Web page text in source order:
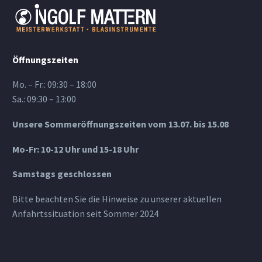
Öffnungszeiten
Mo. – Fr.: 09:30 – 18:00
Sa.: 09:30 – 13:00
Unsere Sommeröffnungszeiten vom 13.07. bis 15.08
Mo-Fr: 10-12 Uhr und 15-18 Uhr
Samstags geschlossen
Bitte beachten Sie die Hinweise zu unserer aktuellen
Anfahrtssituation seit Sommer 2024